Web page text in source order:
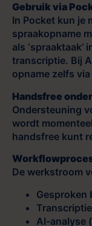
Gebruik via
In Pocket kun je
spraakopname
als
transcriptie. Bij
opname zelfs
Handsfree
Ondersteuning
wordt
handsfree kunt
Workflowproces
De werkstroom
Gesproken
AI-analyse